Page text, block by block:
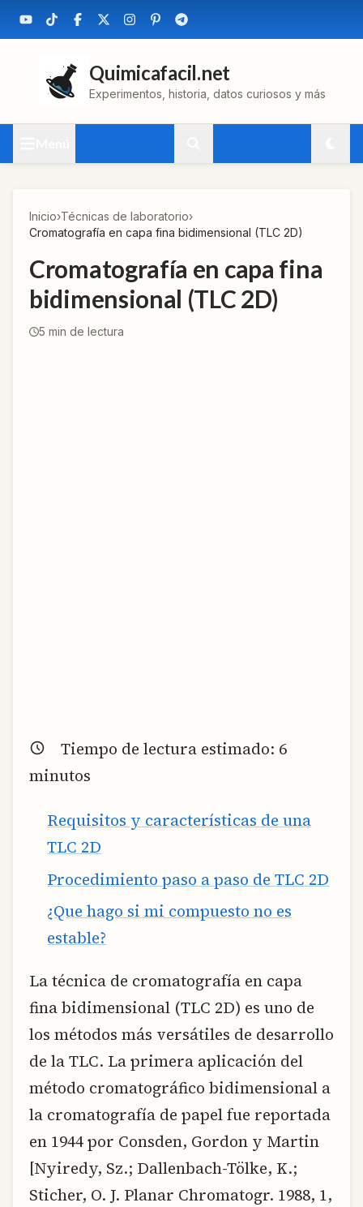
Quimicafacil.net
Experimentos, historia, datos curiosos y más
Inicio›Técnicas de laboratorio›
Cromatografía en capa fina bidimensional (TLC 2D)
Cromatografía en capa fina
bidimensional (TLC 2D)
5 min de lectura
Tiempo de lectura estimado: 6
minutos
Requisitos y características de una
TLC 2D
Procedimiento paso a paso de TLC 2D
¿Que hago si mi compuesto no es
estable?
La técnica de cromatografía en capa
fina bidimensional (TLC 2D) es uno de
los métodos más versátiles de desarrollo
de la TLC. La primera aplicación del
método cromatográfico bidimensional a
la cromatografía de papel fue reportada
en 1944 por Consden, Gordon y Martin
[Nyiredy, Sz.; Dallenbach-Tölke, K.;
Sticher, O. J. Planar Chromatogr. 1988, 1,